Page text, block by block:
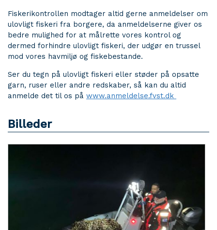
Fiskerikontrollen modtager altid gerne anmeldelser om
ulovligt fiskeri fra borgere, da anmeldelserne giver os
bedre mulighed for at målrette vores kontrol og
dermed forhindre ulovligt fiskeri, der udgør en trussel
mod vores havmiljø og fiskebestande.
Ser du tegn på ulovligt fiskeri eller støder på opsatte
garn, ruser eller andre redskaber, så kan du altid
anmelde det til os på www.anmeldelse.fvst.dk
Billeder